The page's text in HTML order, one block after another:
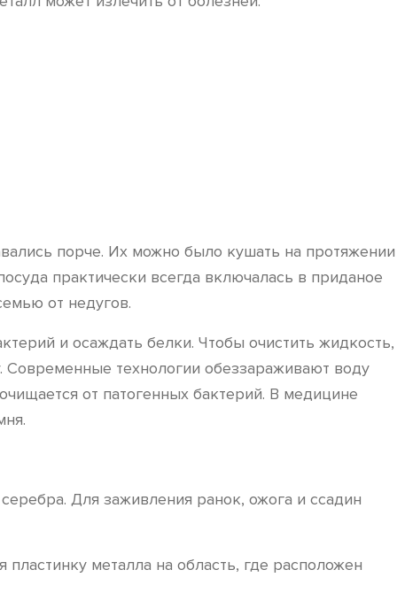
порче. Их можно было кушать на протяжении
практически всегда включалась в приданое
от недугов.
и осаждать белки. Чтобы очистить жидкость,
технологии обеззараживают воду
от патогенных бактерий. В медицине
Для заживления ранок, ожога и ссадин
металла на область, где расположен